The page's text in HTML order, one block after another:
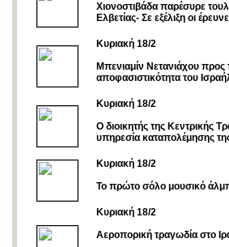
Χιονοστιβάδα παρέσυρε
Ελβετίας- Σε εξέλιξη οι
Κυριακή 18/2
Μπενιαμίν Νετανιάχου προς
αποφασιστικότητα του
Κυριακή 18/2
Ο διοικητής της Κεντρικής
υπηρεσία καταπολέμησης
Κυριακή 18/2
Το πρώτο σόλο μουσικό
Kυριακή 18/2
Αεροπορική τραγωδία στο